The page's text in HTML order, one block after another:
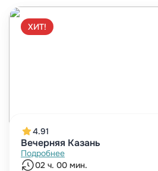
ХИТ!
4.91
Вечерняя Казань
Подробнее
02 ч. 00 мин.